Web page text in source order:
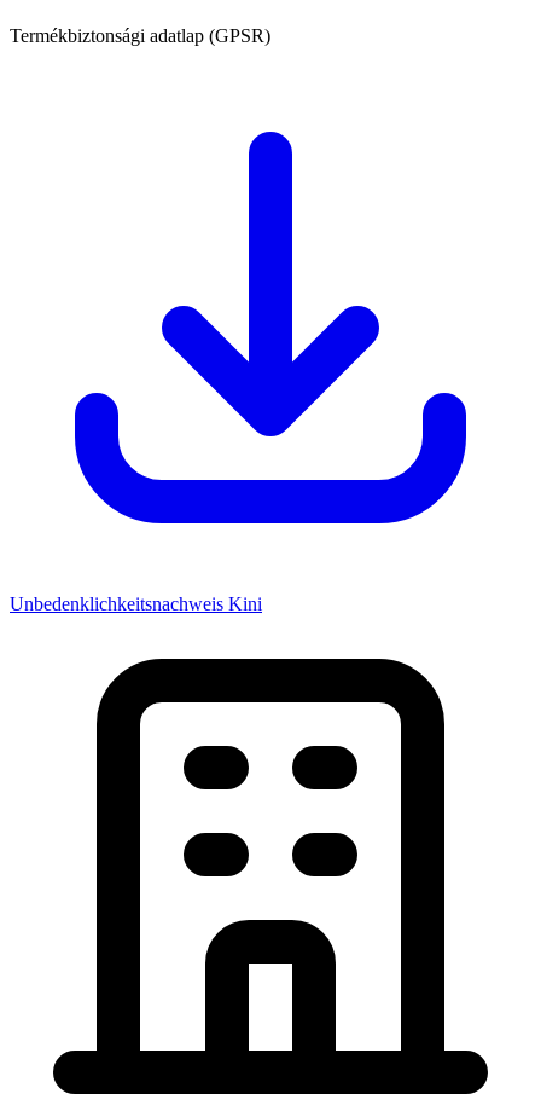
Termékbiztonsági adatlap (GPSR)
Unbedenklichkeitsnachweis Kini